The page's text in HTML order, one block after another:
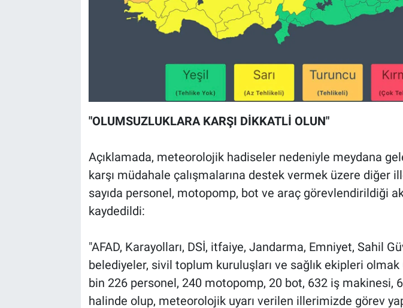
"OLUMSUZLUKLARA KARŞI DİKKATLİ OLUN"
Açıklamada, meteorolojik hadiseler nedeniyle meydana
karşı müdahale çalışmalarına destek vermek üzere diğer
sayıda personel, motopomp, bot ve araç görevlendirildiği
kaydedildi:
"AFAD, Karayolları, DSİ, itfaiye, Jandarma, Emniyet, Sahil
belediyeler, sivil toplum kuruluşları ve sağlık ekipleri
bin 226 personel, 240 motopomp, 20 bot, 632 iş makinesi,
halinde olup, meteorolojik uyarı verilen illerimizde görev